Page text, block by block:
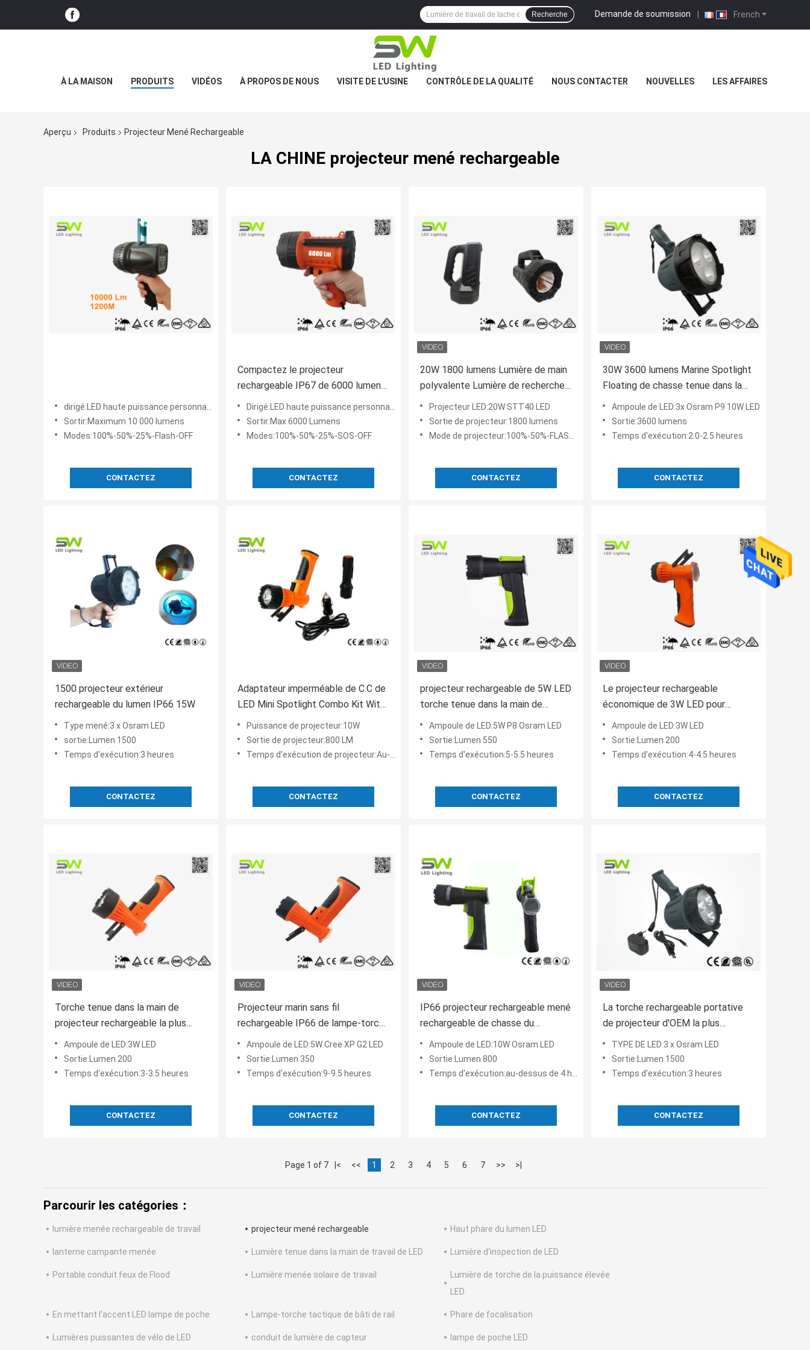
French
Demande de soumission |
Recherche
À LA MAISON PRODUITS VIDÉOS À PROPOS DE NOUS VISITE DE L'USINE CONTRÔLE DE LA QUALITÉ NOUS CONTACTER NOUVELLES LES AFFAIRES
Aperçu Produits Projecteur Mené Rechargeable
LA CHINE projecteur mené rechargeable
dirigé:LED haute puissance personnalisée 100 W
Sortir:Maximum 10 000 lumens
Modes:100%-50%-25%-Flash-OFF
CONTACTEZ
Compactez le projecteur
rechargeable IP67 de 6000 lumens
LED pour le site marin
Dirigé:LED haute puissance personnalisée 50 W
Sortir:Max 6000 Lumens
Modes:100%-50%-25%-SOS-OFF
CONTACTEZ
20W 1800 lumens Lumière de main
polyvalente Lumière de recherche
Patrouille de sécurité
Projecteur LED:20W STT40 LED
Sortie de projecteur:1800 lumens
Mode de projecteur:100%-50%-FLASH-OFF
CONTACTEZ
30W 3600 lumens Marine Spotlight
Floating de chasse tenue dans la
main la plus intelligente
Ampoule de LED:3x Osram P9 10W LED
Sortie:3600 lumens
Temps d'exécution:2.0-2.5 heures
CONTACTEZ
1500 projecteur extérieur
rechargeable du lumen IP66 15W
Type mené:3 x Osram LED
sortie:Lumen 1500
Temps d'exécution:3 heures
CONTACTEZ
Adaptateur imperméable de C.C de
LED Mini Spotlight Combo Kit With
12VPuissance de projecteur:10W
Sortie de projecteur:800 LM
Temps d'exécution de projecteur:Au-dessus de 3 heures
CONTACTEZ
projecteur rechargeable de 5W LED
torche tenue dans la main de
projecteur de poignée de pistolet
de 550 lumens
Ampoule de LED:5W P8 Osram LED
Sortie:Lumen 550
Temps d'exécution:5-5.5 heures
CONTACTEZ
Le projecteur rechargeable
économique de 3W LED pour
pêcher, 300 mètres rayonnent la
distance
Ampoule de LED:3W LED
Sortie:Lumen 200
Temps d'exécution:4-4.5 heures
CONTACTEZ
Torche tenue dans la main de
projecteur rechargeable la plus
lumineuse de 3 W LED avec le
flottement IP66
Ampoule de LED:3W LED
Sortie:Lumen 200
Temps d'exécution:3-3.5 heures
CONTACTEZ
Projecteur marin sans fil
rechargeable IP66 de lampe-torche
à haute production du Cree LED
Ampoule de LED:5W Cree XP G2 LED
Sortie:Lumen 350
Temps d'exécution:9-9.5 heures
CONTACTEZ
IP66 projecteur rechargeable mené
rechargeable de chasse du
projecteur 10W
Ampoule de LED:10W Osram LED
Sortie:Lumen 800
Temps d'exécution:au-dessus de 4 heures
CONTACTEZ
La torche rechargeable portative
de projecteur d'OEM la plus
lumineuse LED, menée chassant le
projecteur
TYPE DE LED:3 x Osram LED
Sortie:Lumen 1500
Temps d'exécution:3 heures
CONTACTEZ
Page 1 of 7 |< << 1 2 3 4 5 6 7 >> >|
Parcourir les catégories：
lumière menée rechargeable de travail projecteur mené rechargeable Haut phare du lumen LED
lanterne campante menée Lumière tenue dans la main de travail de LED Lumière d'inspection de LED
Portable conduit feux de Flood Lumière menée solaire de travail
Lumière de torche de la puissance élevée
LED
En mettant l'accent LED lampe de poche Lampe-torche tactique de bâti de rail Phare de focalisation
Lumières puissantes de vélo de LED conduit de lumière de capteur lampe de poche LED